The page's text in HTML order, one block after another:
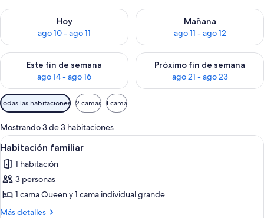
Hoy
ago 10 - ago 11
Consulta la disponibilidad para hoy ago 10 - ago 11
Mañana
ago 11 - ago 12
Consulta la disponibilidad
Este fin de semana
ago 14 - ago 16
Consulta la disponibilidad para este fin de semana ago 14 -
Próximo fin de semana
ago 21 - ago 23
Consulta la disponibilidad
Filtros
disponibles
para
las
habitaciones
Todas las habitaciones 2 camas 1 cama
Mostrando 3 de 3 habitaciones
Abrir
todas
las
fotos
de
Habitación
Una habitación pequeña y sencilla
2
Habitación familiar
1 habitación
3 personas
1 cama Queen y 1 cama individual grande
Más detalles
Más